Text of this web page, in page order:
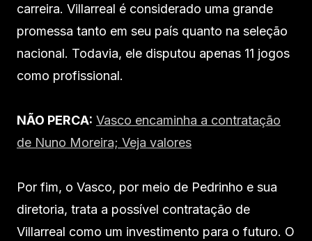
carreira. Villarreal é considerado uma grande
promessa tanto em seu país quanto na seleção
nacional. Todavia, ele disputou apenas 11 jogos
como profissional.
NÃO PERCA: Vasco encaminha a contratação
de Nuno Moreira; Veja valores
Por fim, o Vasco, por meio de Pedrinho e sua
diretoria, trata a possível contratação de
Villarreal como um investimento para o futuro. O